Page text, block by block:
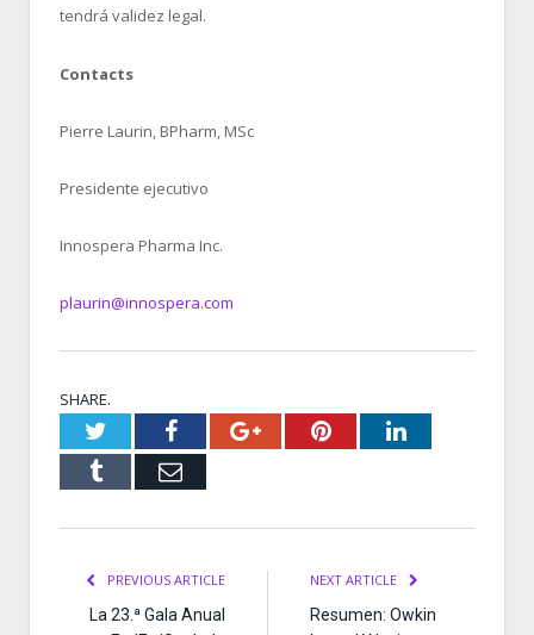
tendrá validez legal.
Contacts
Pierre Laurin, BPharm, MSc
Presidente ejecutivo
Innospera Pharma Inc.
plaurin@innospera.com
SHARE.
TwitterFacebookGoogle+PinterestLinkedIn
Tumblr Email
PREVIOUS ARTICLE
La 23.ª Gala Anual
NEXT ARTICLE
Resumen: Owkin